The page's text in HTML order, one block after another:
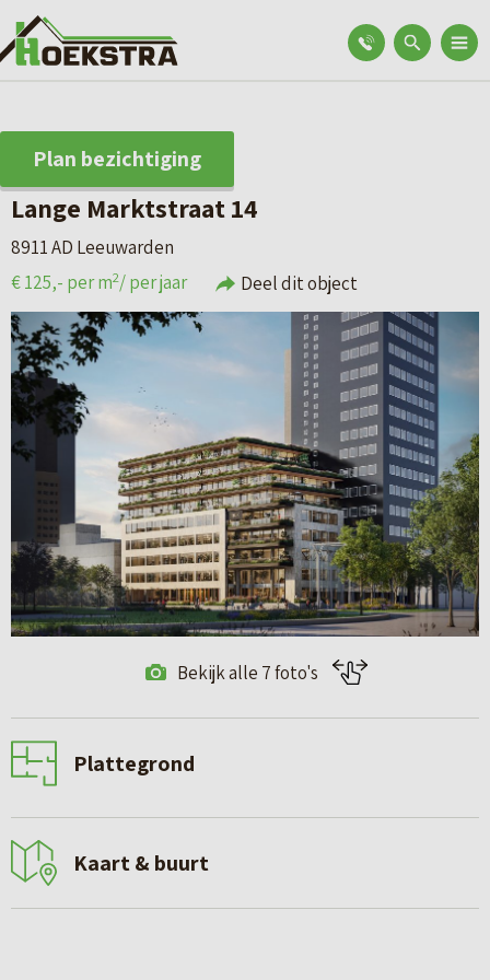
Plan bezichtiging
Lange Marktstraat 14
8911 AD Leeuwarden
€ 125,- per m2/ per jaar Deel dit object
Bekijk alle 7 foto's
Plattegrond
Kaart & buurt